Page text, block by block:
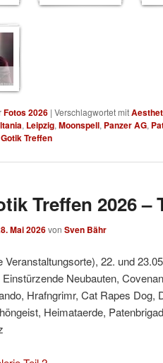
Fotos 2026 | Verschlagwortet mit
, Leipzig, Moonspell, Panzer AG,
Treffen
Treffen 2026 –
Mai 2026von Sven Bähr
Veranstaltungsorte), 22. und
Neubauten,
Hrafngrimr, Cat Rapes Dog,
Heimataerde,